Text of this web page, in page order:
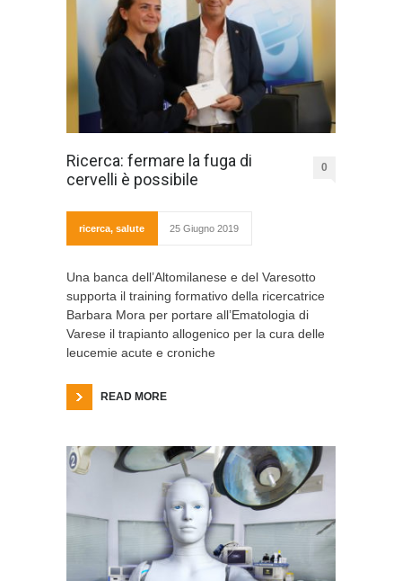
Ricerca: fermare la fuga di
cervelli è possibile
0
ricerca, salute 25 Giugno 2019
Una banca dell’Altomilanese e del Varesotto
supporta il training formativo della ricercatrice
Barbara Mora per portare all’Ematologia di
Varese il trapianto allogenico per la cura delle
leucemie acute e croniche
READ MORE